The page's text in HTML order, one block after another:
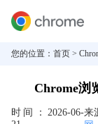
您的位置： 首页 >
Chrome浏
时间： 2026-06-来